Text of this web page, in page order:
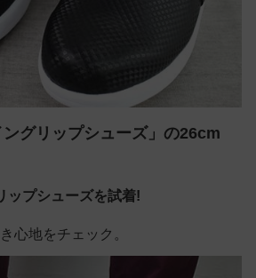
ングリップシューズ」の26cm
ップシューズを試着!
心地をチェック。